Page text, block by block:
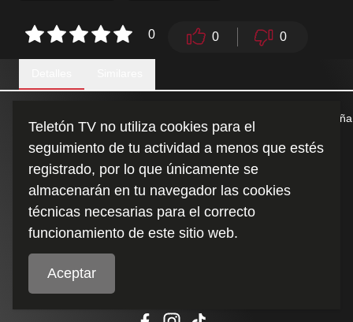
0 0 0
La gira Teletón se hizo presente por todo Chile para esta campaña
2022.
Duración
1:03
Teletón TV no utiliza cookies para el
seguimiento de tu actividad a menos que estés
registrado, por lo que únicamente se
almacenarán en tu navegador las cookies
técnicas necesarias para el correcto
funcionamiento de este sitio web.
Aceptar